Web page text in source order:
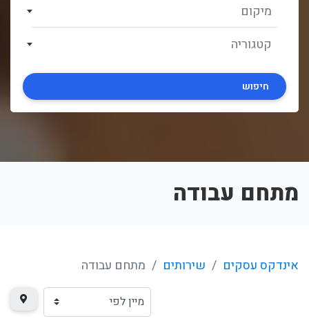
מיקום
קטגוריה
חיפוש
מתחם עבודה
אינדקס עסקים שירותים מתחם עבודה